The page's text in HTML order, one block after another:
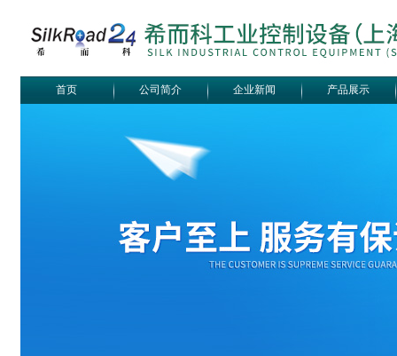
首页 公司简介 企业新闻 产品展示